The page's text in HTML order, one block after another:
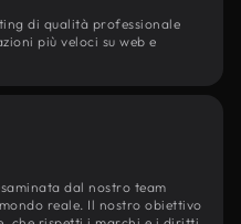
di qualità professionale
più veloci su web e
dal nostro team
reale. Il nostro obiettivo